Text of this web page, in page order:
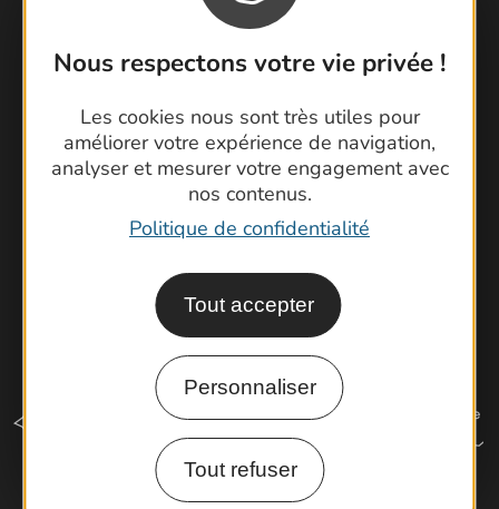
Nous respectons votre vie privée !
Les cookies nous sont très utiles pour
améliorer votre expérience de navigation,
analyser et mesurer votre engagement avec
nos contenus.
Politique de confidentialité
Tout accepter
Personnaliser
Tout refuser
Contactez-nous !
Foire aux questions
Cartoguides et Topoguides
Latitude Gard